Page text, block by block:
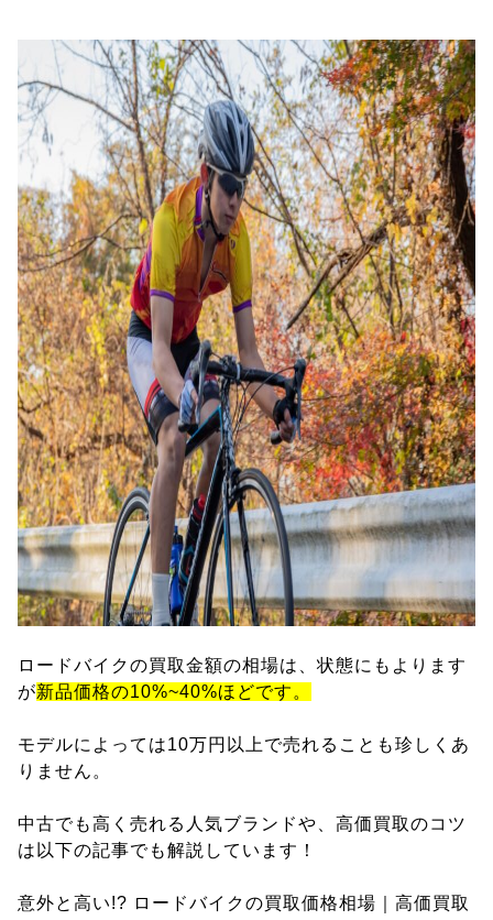
ロードバイクの買取金額の相場は、状態にもよります
が新品価格の10%~40%ほどです。
モデルによっては10万円以上で売れることも珍しくあ
りません。
中古でも高く売れる人気ブランドや、高価買取のコツ
は以下の記事でも解説しています！
意外と高い!? ロードバイクの買取価格相場｜高価買取